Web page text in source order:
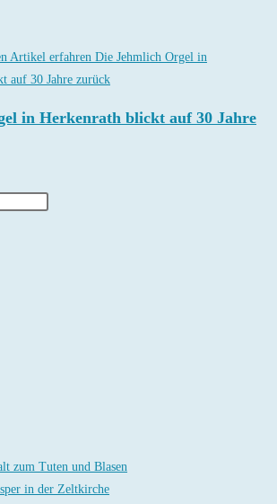
in Herkenrath blickt auf 30 Jahre
zum Tuten und Blasen
in der Zeltkirche